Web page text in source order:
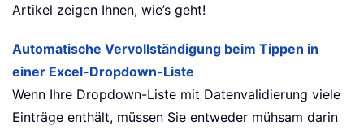
Artikel zeigen Ihnen, wie’s geht!
Automatische Vervollständigung beim Tippen in
einer Excel-Dropdown-Liste
Wenn Ihre Dropdown-Liste mit Datenvalidierung viele
Einträge enthält, müssen Sie entweder mühsam darin